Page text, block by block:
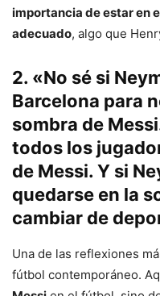
importancia de estar en
adecuado, algo que
2. «No sé si
Barcelona para
sombra de
todos los
de Messi. Y si
quedarse en la
cambiar de
Una de las reflexiones
fútbol contemporáneo.